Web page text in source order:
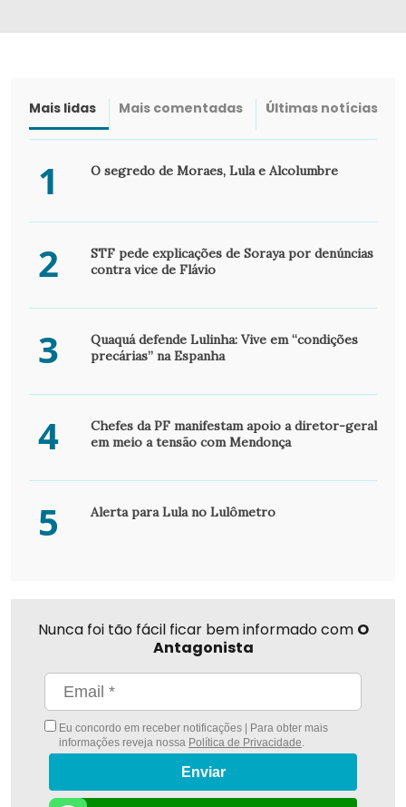
Mais lidas Mais comentadas Últimas notícias
1 O segredo de Moraes, Lula e Alcolumbre
2
STF pede explicações de Soraya por denúncias
contra vice de Flávio
3
Quaquá defende Lulinha: Vive em “condições
precárias” na Espanha
4
Chefes da PF manifestam apoio a diretor-geral
em meio a tensão com Mendonça
5 Alerta para Lula no Lulômetro
Nunca foi tão fácil ficar bem informado com O
Antagonista
Eu concordo em receber notificações | Para obter mais
informações reveja nossa Política de Privacidade.
Enviar